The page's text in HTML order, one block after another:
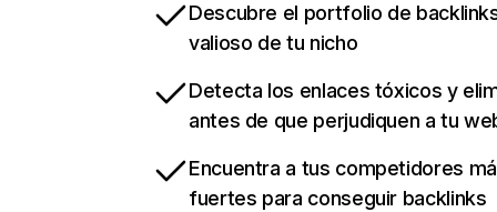
Descubre el portfolio de
valioso de tu nicho
Detecta los enlaces tóxicos y
antes de que perjudiquen a tu
Encuentra a tus competidores
fuertes para conseguir backlinks